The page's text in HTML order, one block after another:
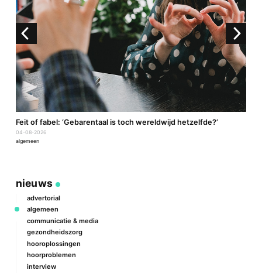
Feit of fabel: ‘Gebarentaal is toch wereldwijd hetzelfde?’
04-08-2026
algemeen
nieuws
advertorial
algemeen
communicatie & media
gezondheidszorg
hooroplossingen
hoorproblemen
interview